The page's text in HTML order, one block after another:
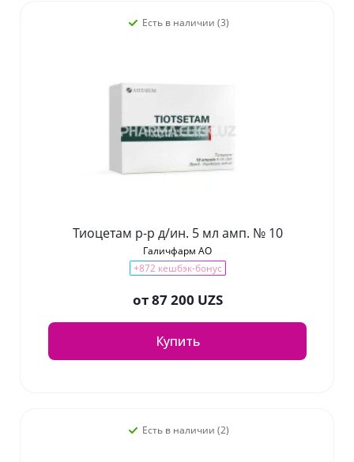
Есть в наличии (3)
Тиоцетам р-р д/ин. 5 мл амп. № 10
Галичфарм АО
+872 кешбэк-бонус
от87 200 UZS
Купить
Есть в наличии (2)